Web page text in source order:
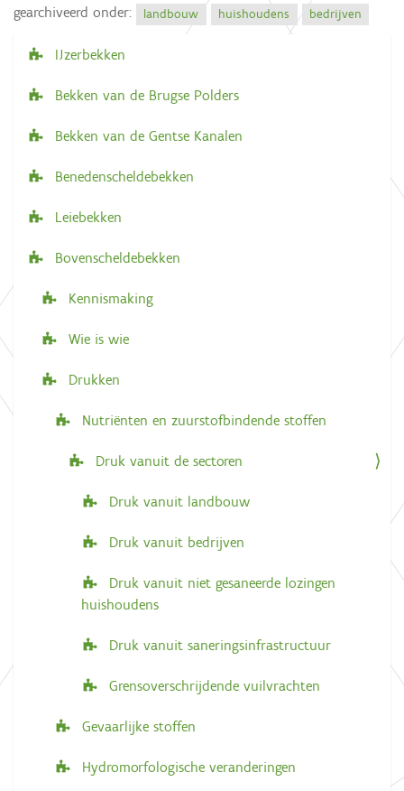
gearchiveerd onder: landbouw huishoudens bedrijven
N
a
i
g
t
IJzerbekken
Bekken van de Brugse Polders
Bekken van de Gentse Kanalen
Benedenscheldebekken
Leiebekken
Bovenscheldebekken
Kennismaking
Wie is wie
Drukken
Nutriënten en zuurstofbindende stoffen
Druk vanuit de sectoren
Druk vanuit landbouw
Druk vanuit bedrijven
Druk vanuit niet gesaneerde lozingen
huishoudens
Druk vanuit saneringsinfrastructuur
Grensoverschrijdende vuilvrachten
Gevaarlijke stoffen
Hydromorfologische veranderingen